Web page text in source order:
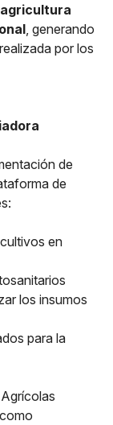
agricultura
, generando
por los
de
de
en
los insumos
para la